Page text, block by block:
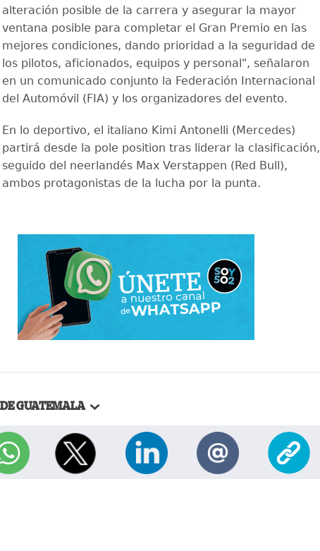
alteración posible de la carrera y asegurar la mayor
ventana posible para completar el Gran Premio en las
mejores condiciones, dando prioridad a la seguridad de
los pilotos, aficionados, equipos y personal", señalaron
en un comunicado conjunto la Federación Internacional
del Automóvil (FIA) y los organizadores del evento.
En lo deportivo, el italiano Kimi Antonelli (Mercedes)
partirá desde la pole position tras liderar la clasificación,
seguido del neerlandés Max Verstappen (Red Bull),
ambos protagonistas de la lucha por la punta.
GUATEMALA